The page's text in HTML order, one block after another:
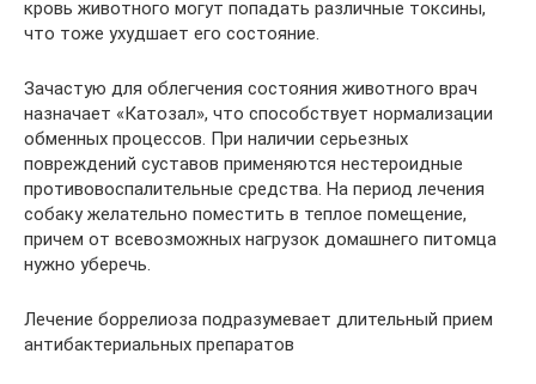
кровь животного могут попадать различные токсины,
что тоже ухудшает его состояние.
Зачастую для облегчения состояния животного врач
назначает «Катозал», что способствует нормализации
обменных процессов. При наличии серьезных
повреждений суставов применяются нестероидные
противовоспалительные средства. На период лечения
собаку желательно поместить в теплое помещение,
причем от всевозможных нагрузок домашнего питомца
нужно уберечь.
Лечение боррелиоза подразумевает длительный прием
антибактериальных препаратов